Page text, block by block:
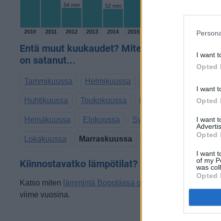
I want
Opted
I want
Opted
I want
Opted
I want
of my
was
Opted
54 mm 52 mm
2010 2011 2012 2013 2014 2015 2018 2019
Entä muut kuukaudet? Miten paljon Bogotássa
on satanut...
Tammikuussa Helmikuussa
Huhtikuussa Toukokuussa
Heinäkuussa Elokuussa Syyskuussa
Lokakuussa Marraskuussa
Kiinnostavatko lämpötilat?
Katso miten lämmintä Bogotássa on ollut marraskuussa
viime vuosina.